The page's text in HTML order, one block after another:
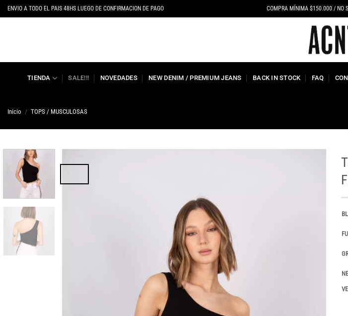
Saltar
al
ENVIO A TODO EL PAIS 48HS LUEGO DE CONFIRMACION DE PAGO COMPRA MÍNIMA $150.000 / NO
TIENDA SALE!!! NOVEDADES NEW DENIM / PREMIUM JEANS BACK IN STOCK FAQ
Inicio / TOPS / MUSCULOSAS